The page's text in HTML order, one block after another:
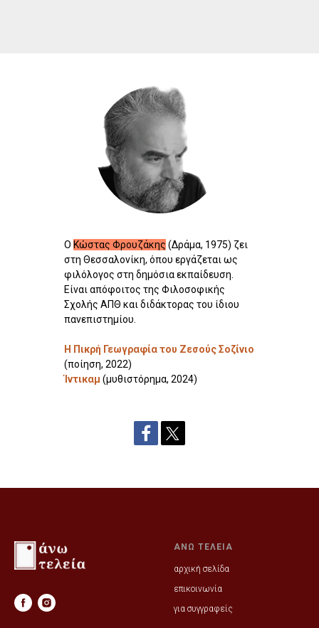
Ο Κώστας Φρουζάκης (Δράμα, 1975) ζει
στη Θεσσαλονίκη, όπου εργάζεται ως
φιλόλογος στη δημόσια εκπαίδευση.
Είναι απόφοιτος της Φιλοσοφικής
Σχολής ΑΠΘ και διδάκτορας του ίδιου
πανεπιστημίου.
Η Πικρή Γεωγραφία του Ζεσούς Σοζίνιο
(ποίηση, 2022)
Ίντικαμ (μυθιστόρημα, 2024)
ΑΝΩ ΤΕΛΕΙΑ
αρχική σελίδα
επικοινωνία
για συγγραφείς